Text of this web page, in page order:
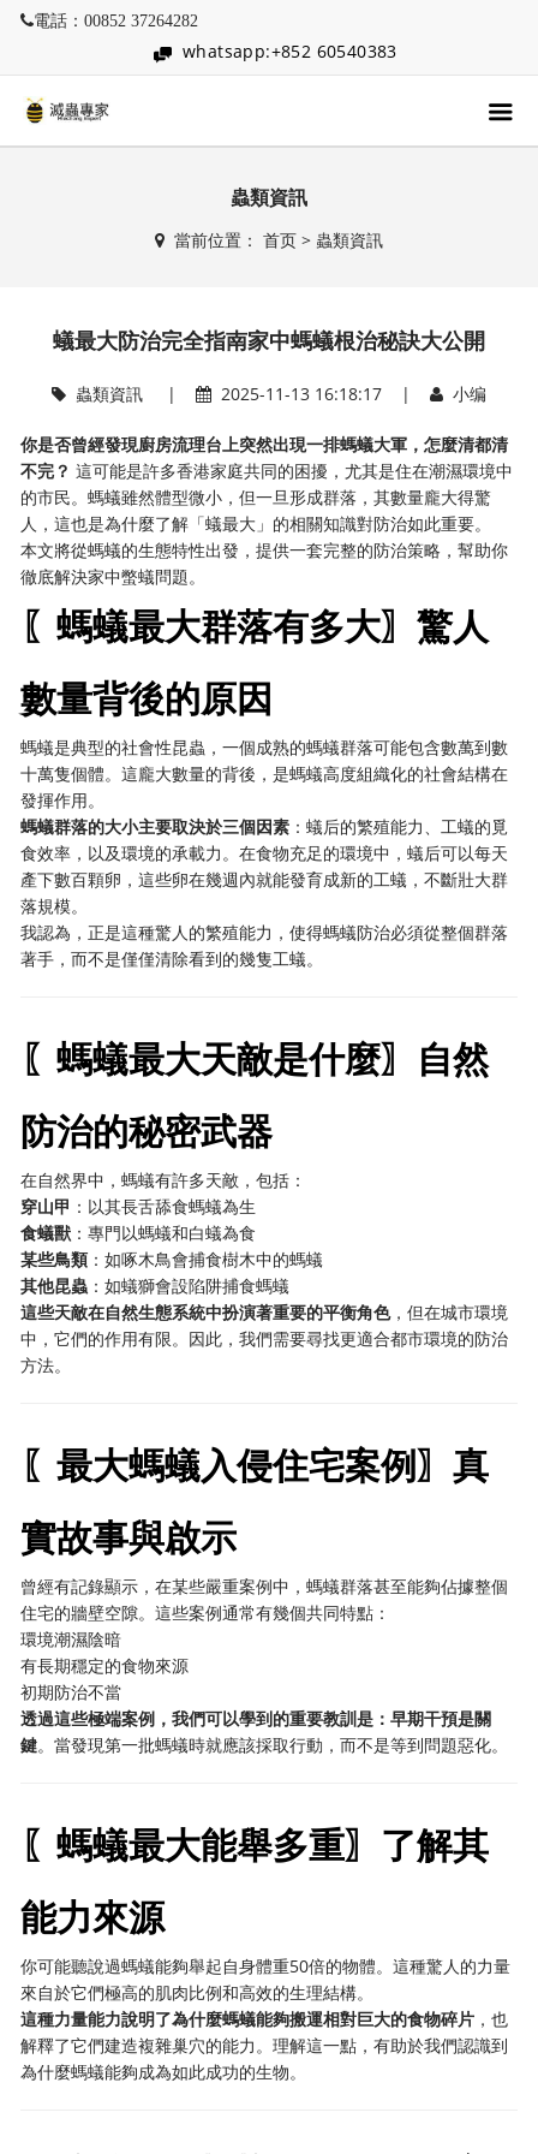
電話：00852 37264282
whatsapp:+852 60540383
蟲類資訊
當前位置： 首页> 蟲類資訊
蟻最大防治完全指南家中螞蟻根治秘訣大公開
蟲類資訊| 2025-11-13 16:18:17 | 小编
你是否曾經發現廚房流理台上突然出現一排螞蟻大軍，怎麼清都清
不完？ ​ 這可能是許多香港家庭共同的困擾，尤其是住在潮濕環境中
的市民。螞蟻雖然體型微小，但一旦形成群落，其數量龐大得驚
人，這也是為什麼了解「蟻最大」的相關知識對防治如此重要。
本文將從螞蟻的生態特性出發，提供一套完整的防治策略，幫助你
徹底解決家中蟞蟻問題。
〖螞蟻最大群落有多大〗驚人
數量背後的原因
螞蟻是典型的社會性昆蟲，一個成熟的螞蟻群落可能包含數萬到數
十萬隻個體。這龐大數量的背後，是螞蟻高度組織化的社會結構在
發揮作用。
螞蟻群落的大小主要取決於三個因素 ：蟻后的繁殖能力、工蟻的覓
食效率，以及環境的承載力。在食物充足的環境中，蟻后可以每天
產下數百顆卵，這些卵在幾週內就能發育成新的工蟻，不斷壯大群
落規模。
我認為，正是這種驚人的繁殖能力，使得螞蟻防治必須從整個群落
著手，而不是僅僅清除看到的幾隻工蟻。
〖螞蟻最大天敵是什麼〗自然
防治的秘密武器
在自然界中，螞蟻有許多天敵，包括：
穿山甲 ：以其長舌舔食螞蟻為生
食蟻獸 ：專門以螞蟻和白蟻為食
某些鳥類 ：如啄木鳥會捕食樹木中的螞蟻
其他昆蟲 ：如蟻獅會設陷阱捕食螞蟻
這些天敵在自然生態系統中扮演著重要的平衡角色，但在城市環境
中，它們的作用有限。因此，我們需要尋找更適合都市環境的防治
方法。
〖最大螞蟻入侵住宅案例〗真
實故事與啟示
曾經有記錄顯示，在某些嚴重案例中，螞蟻群落甚至能夠佔據整個
住宅的牆壁空隙。這些案例通常有幾個共同特點：
環境潮濕陰暗
有長期穩定的食物來源
初期防治不當
透過這些極端案例，我們可以學到的重要教訓是：早期干預是關
鍵。當發現第一批螞蟻時就應該採取行動，而不是等到問題惡化。
〖螞蟻最大能舉多重〗了解其
能力來源
你可能聽說過螞蟻能夠舉起自身體重50倍的物體。這種驚人的力量
來自於它們極高的肌肉比例和高效的生理結構。
這種力量能力說明了為什麼螞蟻能夠搬運相對巨大的食物碎片 ，也
解釋了它們建造複雜巢穴的能力。理解這一點，有助於我們認識到
為什麼螞蟻能夠成為如此成功的生物。